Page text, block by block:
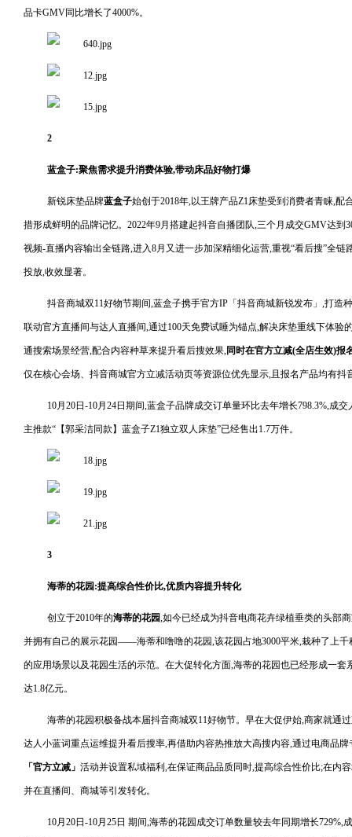
品卡GMV同比增长了4000%。
2
蓝盒子:聚焦需求提升消费体验,带动床品好物打爆
新锐床垫品牌蓝盒子始创于2018年,以王牌产品Z1床垫受到消费者青睐,配
措形成鲜明的品牌记忆。2022年9月搭建起抖音自播团队,三个月成交GMV达到
视频-直播内容输出全链路,进入8月又进一步加深精细化运营,重视“看后搜”全
投放,收效显著。
抖音商城双11好物节期间,蓝盒子携手官方IP「抖音商城新锐发布」,打造
联动官方直播间与达人直播间,通过100天免费试睡为锚点,解决床垫重线下体验
通搜索场景经营,配合内容种草来提升看后搜效果,同时在官方立减(全店生效)报
仅在核心会场、抖音商城官方立减活动页等资源位优先显示,且报名产品均有抖
10月20日-10月24日期间,蓝盒子品牌成交订单量环比去年增长798.3%,成
主推款“【郭采洁同款】蓝盒子Z1独立双人床垫”已经售出1.7万件。
3
海蒂的花园:提高综合性价比,优质内容提升转化
创立于2010年的海蒂的花园,如今已经成为抖音电商花卉绿植垂类的头部
并拥有自己的展示花园——海蒂和噜噜的花园,该花园占地3000平米,栽种了上
的应用场景以及花园生活的示范。在大促转化方面,海蒂的花园也已经形成一
达1.8亿元。
海蒂的花园积极备战本届抖音商城双11好物节。早在大促伊始,商家就通
达人小蓝词重点运维提升看后搜率,再借助内容热推放大高搜内容,通过电商品
「官方立减」 活动并设置私域福利,在保证商品品质同时,提高综合性价比;在内
并在直播间、商城等引发转化。
10月20日-10月25日 期间,海蒂的花园成交订单数量较去年同期增长729%,